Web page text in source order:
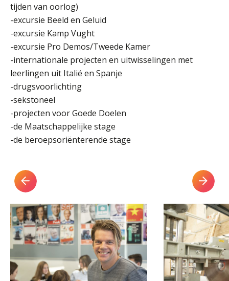
tijden van oorlog)
-excursie Beeld en Geluid
-excursie Kamp Vught
-excursie Pro Demos/Tweede Kamer
-internationale projecten en uitwisselingen met
leerlingen uit Italië en Spanje
-drugsvoorlichting
-sekstoneel
-projecten voor Goede Doelen
-de Maatschappelijke stage
-de beroepsoriënterende stage